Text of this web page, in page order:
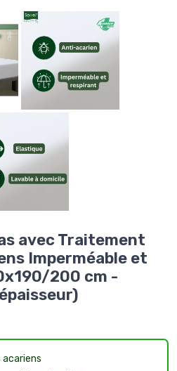
avec Traitement
Imperméable et
200 cm -